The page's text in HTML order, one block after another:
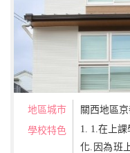
地區城市
關西地區
學校特色
1. 1.在上課學習日文中還可以接觸不同國家的文
化.因為班